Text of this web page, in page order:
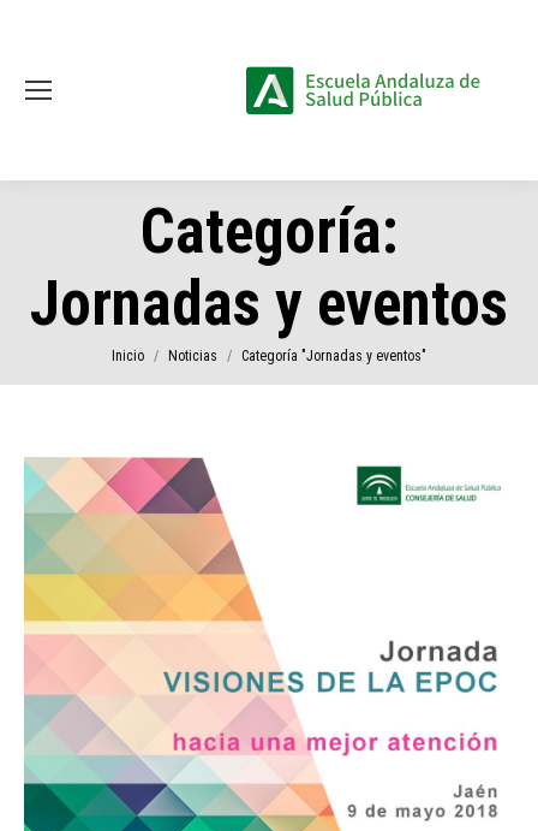
Categoría:
Jornadas y eventos
Estás aquí:
Inicio Noticias Categoría "Jornadas y eventos"